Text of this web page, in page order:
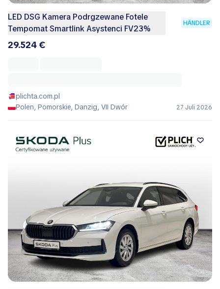
LED DSG Kamera Podrgzewane Fotele
Tempomat Smartlink Asystenci FV23%
HÄNDLER
29.524 €
plichta.com.pl
Polen, Pomorskie, Danzig, VII Dwór
27 Juli 2026